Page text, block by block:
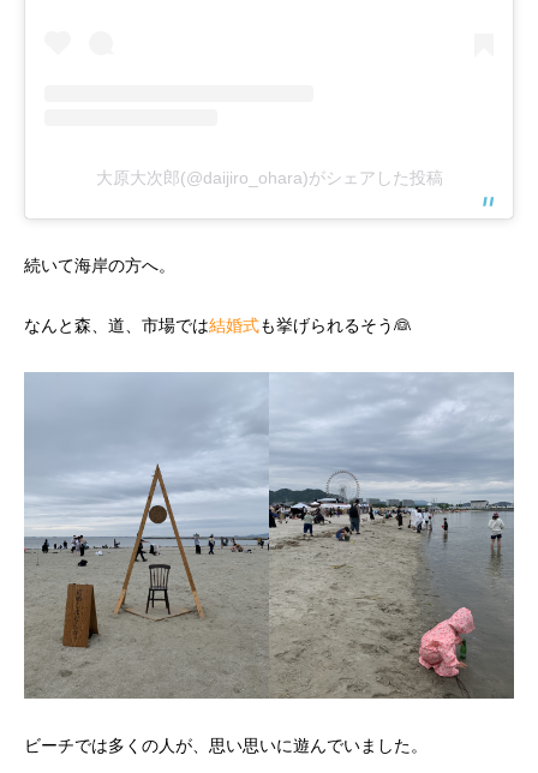
大原大次郎(@daijiro_ohara)がシェアした投稿
続いて海岸の方へ。
なんと森、道、市場では結婚式も挙げられるそう👰
ビーチでは多くの人が、思い思いに遊んでいました。